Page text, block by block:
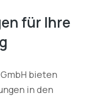
für Ihre
bieten
in den